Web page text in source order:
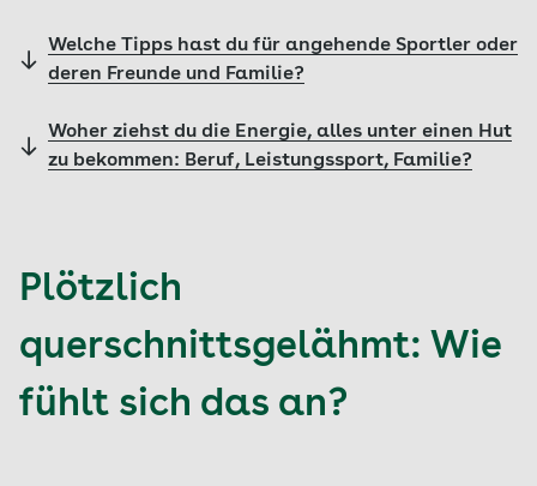
Welche Tipps hast du für angehende Sportler oder
deren Freunde und Familie?
Woher ziehst du die Energie, alles unter einen Hut
zu bekommen: Beruf, Leistungssport, Familie?
Plötzlich
querschnittsgelähmt: Wie
fühlt sich das an?